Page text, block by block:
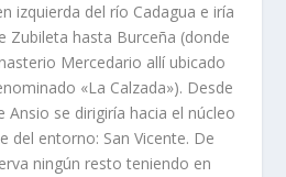
izquierda del rí­o Cadagua e irí­a
Zubileta hasta Burceña (donde
Mercedario allí­ ubicado
«La Calzada»). Desde
Ansio se dirigirí­a hacia el núcleo
del entorno: San Vicente. De
ningún resto teniendo en